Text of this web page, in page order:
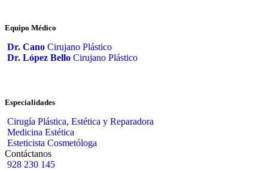
Equipo Médico
Dr. Cano Cirujano Plástico
Dr. López Bello Cirujano Plástico
Especialidades
Cirugía Plástica, Estética y Reparadora
Medicina Estética
Esteticista Cosmetóloga
Contáctanos
928 230 145